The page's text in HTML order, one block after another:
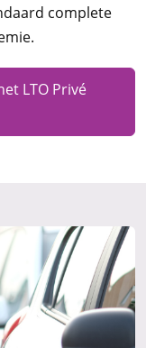
complete
LTO Privé